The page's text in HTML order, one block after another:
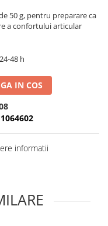
50 g, pentru preparare ca
a confortului articular
24-48 h
IN COS
informatii